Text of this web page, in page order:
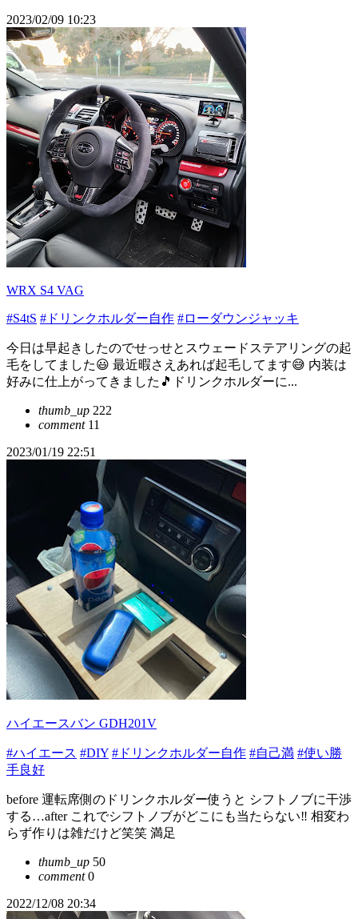
2023/02/09 10:23
WRX S4 VAG
#S4tS #ドリンクホルダー自作 #ローダウンジャッキ
今日は早起きしたのでせっせとスウェードステアリングの起
毛をしてました😃 最近暇さえあれば起毛してます😅 内装は
好みに仕上がってきました🎵ドリンクホルダーに...
thumb_up 222
comment11
2023/01/19 22:51
ハイエースバン GDH201V
#ハイエース #DIY #ドリンクホルダー自作 #自己満 #使い勝
手良好
before 運転席側のドリンクホルダー使うと シフトノブに干渉
する…after これでシフトノブがどこにも当たらない‼️ 相変わ
らず作りは雑だけど笑笑 満足
thumb_up 50
comment0
2022/12/08 20:34